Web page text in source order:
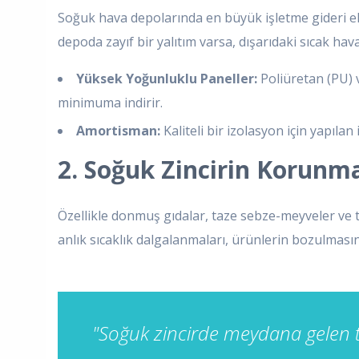
Soğuk hava depolarında en büyük işletme gideri
depoda zayıf bir yalıtım varsa, dışarıdaki sıcak
Yüksek Yoğunluklu Paneller: Poliüretan (PU)
minimuma indirir.
Amortisman: Kaliteli bir izolasyon için
2. Soğuk Zincirin
Özellikle donmuş gıdalar, taze sebze-meyveler ve
anlık sıcaklık dalgalanmaları, ürünlerin
"Soğuk zincirde meydana